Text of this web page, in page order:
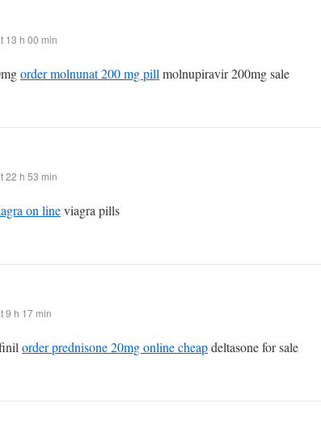
13 h 00 min
order molnunat 200 mg pill molnupiravir 200mg sale
22 h 53 min
on lineviagra pills
9 h 17 min
order prednisone 20mg online cheapdeltasone for sale